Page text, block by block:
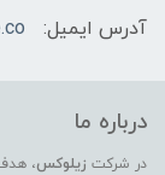
آدرس ایمیل:
درباره ما
در شرکت زیلوکس،